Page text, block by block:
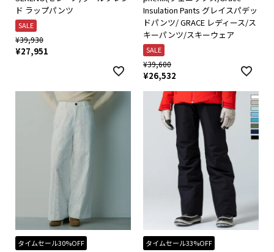
ド ラップパンツ
SALE
¥39,930
¥27,951
Insulation Pants グレイスパデッ
ドパンツ/ GRACE レディース/ス
キーパンツ/スキーウェア
SALE
¥39,600
¥26,532
タイムセール30%OFF タイムセール33%OFF